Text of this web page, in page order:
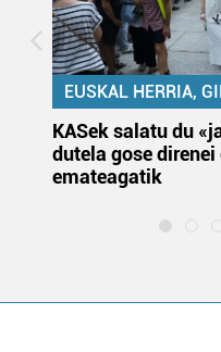
EUSKAL HERRIA,
KASek salatu du
dutela gose
emateagatik